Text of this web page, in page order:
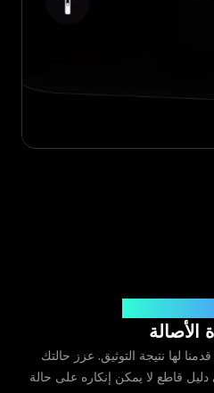
الأصالة
لها نتيجة التوثيق. عزز حالتك
قاطع لا يمكن إنكاره على حالة